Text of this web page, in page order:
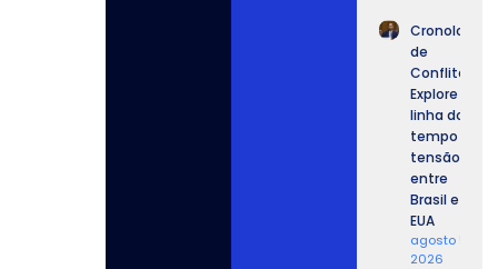
Cronologia
de
Conflitos:
Explore a
linha do
tempo da
tensão
entre
Brasil e
EUA
agosto 5,
2026